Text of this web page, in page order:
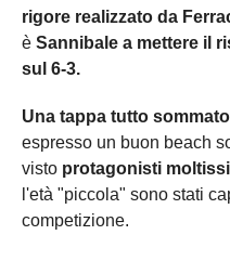
rigore realizzato da
è Sannibale a mettere il
sul 6-3.
Una tappa tutto
espresso un buon beach
visto protagonisti
l'età "piccola" sono stati
competizione.